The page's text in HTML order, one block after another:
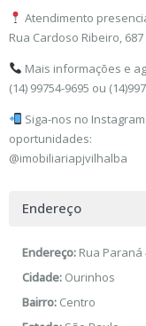
Atendimento
Rua Cardoso Ribeiro,
Mais informações e
(14) 99754-9695 ou
Siga-nos no
oportunidades:
@imobiliariapjvilhalba
Endereço
Endereço: Rua Paraná
Cidade: Ourinhos
Bairro: Centro